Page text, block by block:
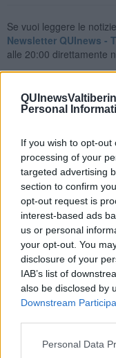
Personal
If you wish to opt-
processing of your
targeted advertising
section to confirm
opt-out request is
interest-based ads
us or personal
your opt-out. You
disclosure of your
IAB’s list of
also be disclosed by
Downstream
Personal Data
Se vuoi leggere le
Newsletter QUInews -
alle 20:00 direttamente
Basta cliccareQUI
Ti potrebbe
La fine del mondo
Sono loro
Ducentocinquanta
Cenerentola, la escort
Precisazioni
La droga del potere
Momenti (e
Chi sono?
Il più stupido dei
I nemici della verità
Tra Scilla e Cariddi
La legge del più forte
Dalla terra alla luna
La tentazione
Un brusco risveglio